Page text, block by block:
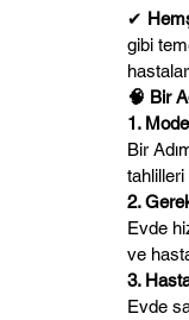
✔
gibi
🧠 Bir
1.
Bir
2.
Evde
ve
3.
Evde